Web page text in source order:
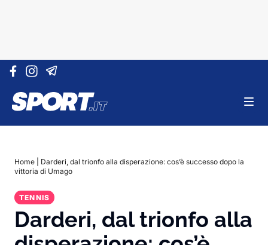
Vai al contenuto
Home
Darderi, dal trionfo alla disperazione: cos’è successo dopo la
vittoria di Umago
TENNIS
Darderi, dal trionfo alla